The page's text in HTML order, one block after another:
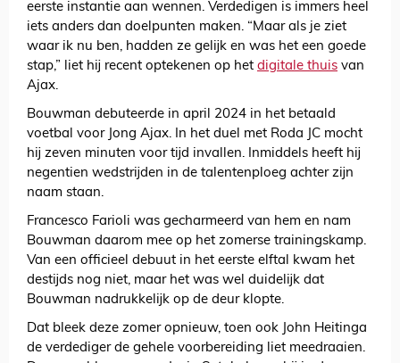
eerste instantie aan wennen. Verdedigen is immers heel
iets anders dan doelpunten maken. “Maar als je ziet
waar ik nu ben, hadden ze gelijk en was het een goede
stap,” liet hij recent optekenen op het digitale thuis van
Ajax.
Bouwman debuteerde in april 2024 in het betaald
voetbal voor Jong Ajax. In het duel met Roda JC mocht
hij zeven minuten voor tijd invallen. Inmiddels heeft hij
negentien wedstrijden in de talentenploeg achter zijn
naam staan.
Francesco Farioli was gecharmeerd van hem en nam
Bouwman daarom mee op het zomerse trainingskamp.
Van een officieel debuut in het eerste elftal kwam het
destijds nog niet, maar het was wel duidelijk dat
Bouwman nadrukkelijk op de deur klopte.
Dat bleek deze zomer opnieuw, toen ook John Heitinga
de verdediger de gehele voorbereiding liet meedraaien.